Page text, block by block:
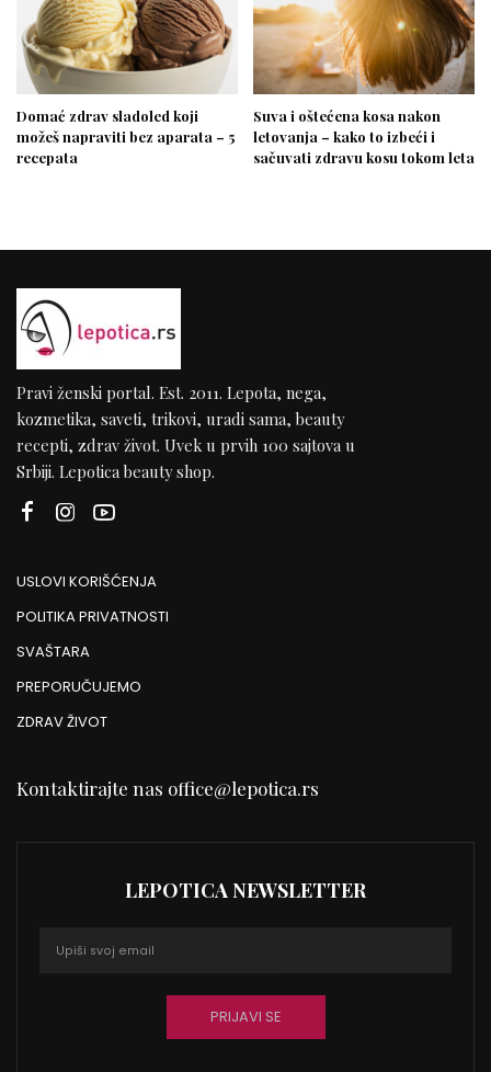
Domać zdrav sladoled koji
možeš napraviti bez aparata – 5
recepata
Suva i oštećena kosa nakon
letovanja – kako to izbeći i
sačuvati zdravu kosu tokom leta
Pravi ženski portal. Est. 2011. Lepota, nega,
kozmetika, saveti, trikovi, uradi sama, beauty
recepti, zdrav život. Uvek u prvih 100 sajtova u
Srbiji. Lepotica beauty shop.
USLOVI KORIŠĆENJA
POLITIKA PRIVATNOSTI
SVAŠTARA
PREPORUČUJEMO
ZDRAV ŽIVOT
Kontaktirajte nas office@lepotica.rs
LEPOTICA NEWSLETTER